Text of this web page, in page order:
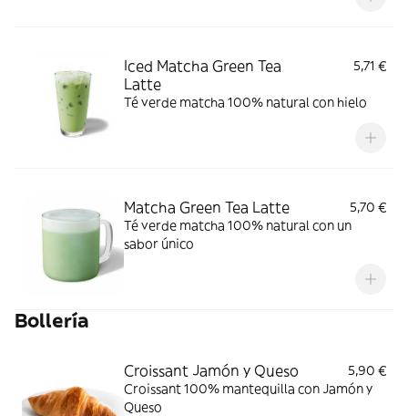
Iced Matcha Green Tea
Latte
5,71 €
Té verde matcha 100% natural con hielo
Matcha Green Tea Latte
5,70 €
Té verde matcha 100% natural con un
sabor único
Bollería
Croissant Jamón y Queso
5,90 €
Croissant 100% mantequilla con Jamón y
Queso